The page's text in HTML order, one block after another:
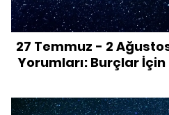
27 Temmuz - 2
Yorumları: Burçlar